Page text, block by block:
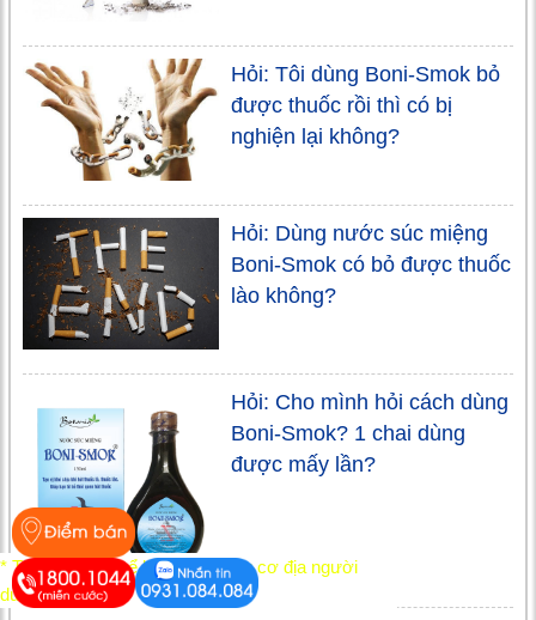
Hỏi: Tôi dùng Boni-Smok bỏ
được thuốc rồi thì có bị
nghiện lại không?
Hỏi: Dùng nước súc miệng
Boni-Smok có bỏ được thuốc
lào không?
Hỏi: Cho mình hỏi cách dùng
Boni-Smok? 1 chai dùng
được mấy lần?
* Tác dụng có thể khác nhau tùy cơ địa người
dùng